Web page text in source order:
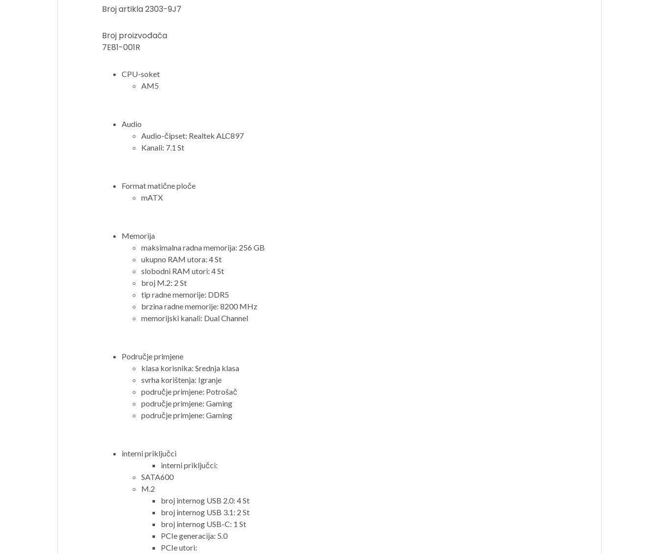
Broj artikla 2303-9J7
Broj proizvođača
7E81-001R
CPU-soket
AM5
Audio
Audio-čipset: Realtek ALC897
Kanali: 7.1 St
Format matične ploče
mATX
Memorija
maksimalna radna memorija: 256 GB
ukupno RAM utora: 4 St
slobodni RAM utori: 4 St
broj M.2: 2 St
tip radne memorije: DDR5
brzina radne memorije: 8200 MHz
memorijski kanali: Dual Channel
Područje primjene
klasa korisnika: Srednja klasa
svrha korištenja: Igranje
područje primjene: Potrošač
područje primjene: Gaming
područje primjene: Gaming
interni priključci
interni priključci:
SATA600
M.2
broj internog USB 2.0: 4 St
broj internog USB 3.1: 2 St
broj internog USB-C: 1 St
PCIe generacija: 5.0
PCIe utori: